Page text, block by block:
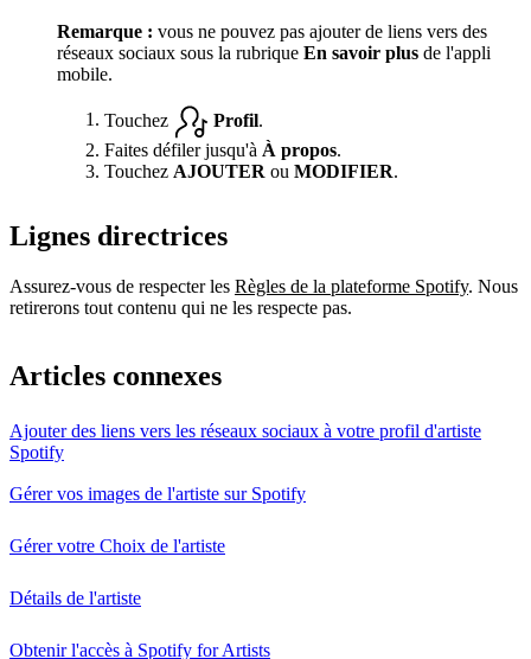
Remarque : vous ne pouvez pas ajouter de liens vers des
réseaux sociaux sous la rubrique En savoir plus de l'appli
mobile.
Touchez Profil.
Faites défiler jusqu'à À propos.
Touchez AJOUTER ou MODIFIER.
Lignes directrices
Assurez-vous de respecter les Règles de la plateforme Spotify. Nous
retirerons tout contenu qui ne les respecte pas.
Articles connexes
Ajouter des liens vers les réseaux sociaux à votre profil d'artiste
Spotify
Gérer vos images de l'artiste sur Spotify
Gérer votre Choix de l'artiste
Détails de l'artiste
Obtenir l'accès à Spotify for Artists